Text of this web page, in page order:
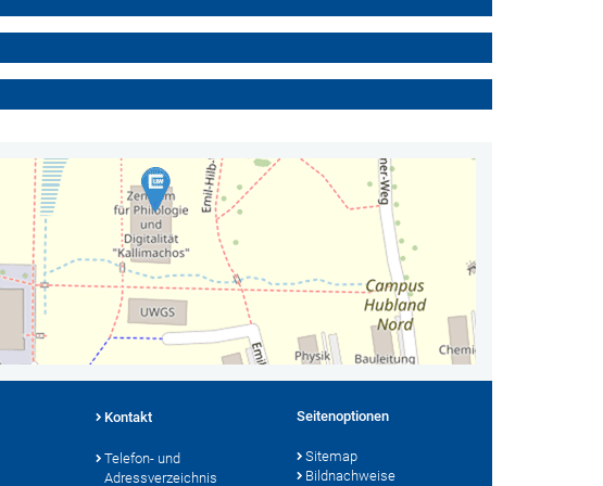
Kontakt
Telefon- und
Adressverzeichnis
Seitenoptionen
Sitemap
Bildnachweise